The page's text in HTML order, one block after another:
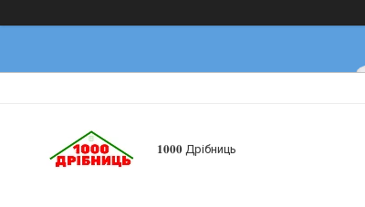
𝟏𝟎𝟎𝟎 Дрібниць